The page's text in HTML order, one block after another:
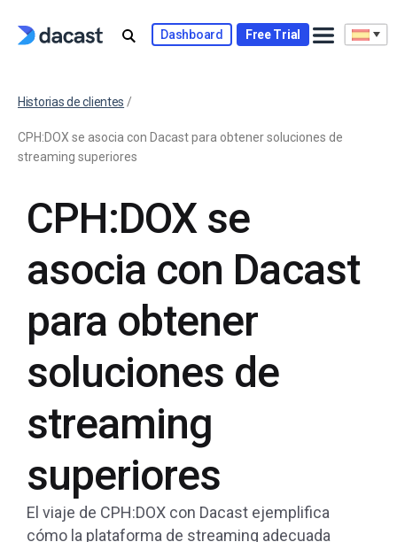
Dashboard Free Trial
Historias de clientes /
CPH:DOX se asocia con Dacast para obtener soluciones de
streaming superiores
CPH:DOX se
asocia con Dacast
para obtener
soluciones de
streaming
superiores
El viaje de CPH:DOX con Dacast ejemplifica
cómo la plataforma de streaming adecuada